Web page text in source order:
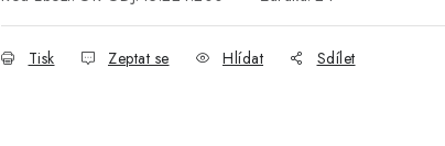
Tisk Zeptat se Hlídat Sdílet